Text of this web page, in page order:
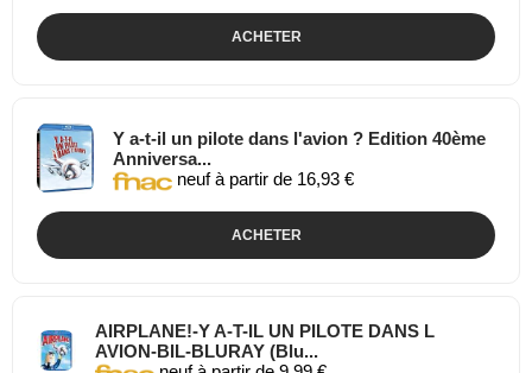
ACHETER
Y a-t-il un pilote dans l'avion ? Edition 40ème
Anniversa...
neuf à partir de 16,93 €
ACHETER
AIRPLANE!-Y A-T-IL UN PILOTE DANS L
AVION-BIL-BLURAY (Blu...